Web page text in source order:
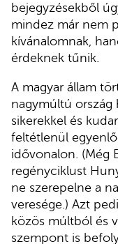
bejegyzésekből
mindez már nem
kívánalomnak,
érdeknek tűnik.
A magyar állam
nagymúltú ország
sikerekkel és
feltétlenül
idővonalon. (Még
regényciklust
ne szerepelne a
veresége.) Azt
közös múltból és
szempont is